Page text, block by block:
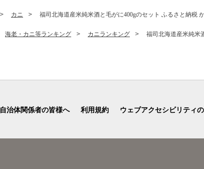
カニ 福司北海道産米純米酒と毛がに400gのセット ふるさと納税
海老・カニ等ランキング カニランキング 福司北海道産米純米
自治体関係者の皆様へ 利用規約 ウェブアクセシビリティ